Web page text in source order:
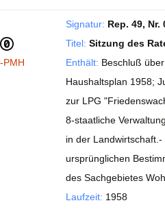
PMH
Signatur: Rep. 49, Nr.
Titel: Sitzung des
Enthält: Beschluß
Haushaltsplan 1958;
zur LPG
8-staatliche
in der
ursprünglichen
des Sachgebietes
Laufzeit: 1958